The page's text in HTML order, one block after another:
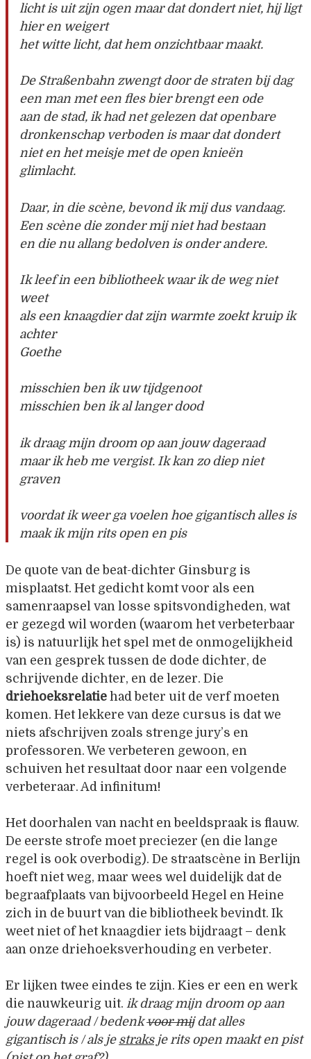
licht is uit zijn ogen maar dat dondert niet, hij ligt
hier en weigert
het witte licht, dat hem onzichtbaar maakt.
De Straßenbahn zwengt door de straten bij dag
een man met een fles bier brengt een ode
aan de stad, ik had net gelezen dat openbare
dronkenschap verboden is maar dat dondert
niet en het meisje met de open knieën
glimlacht.
Daar, in die scène, bevond ik mij dus vandaag.
Een scène die zonder mij niet had bestaan
en die nu allang bedolven is onder andere.
Ik leef in een bibliotheek waar ik de weg niet
weet
als een knaagdier dat zijn warmte zoekt kruip ik
achter
Goethe
misschien ben ik uw tijdgenoot
misschien ben ik al langer dood
ik draag mijn droom op aan jouw dageraad
maar ik heb me vergist. Ik kan zo diep niet
graven
voordat ik weer ga voelen hoe gigantisch alles is
maak ik mijn rits open en pis
De quote van de beat-dichter Ginsburg is
misplaatst. Het gedicht komt voor als een
samenraapsel van losse spitsvondigheden, wat
er gezegd wil worden (waarom het verbeterbaar
is) is natuurlijk het spel met de onmogelijkheid
van een gesprek tussen de dode dichter, de
schrijvende dichter, en de lezer. Die
driehoeksrelatie had beter uit de verf moeten
komen. Het lekkere van deze cursus is dat we
niets afschrijven zoals strenge jury’s en
professoren. We verbeteren gewoon, en
schuiven het resultaat door naar een volgende
verbeteraar. Ad infinitum!
Het doorhalen van nacht en beeldspraak is flauw.
De eerste strofe moet preciezer (en die lange
regel is ook overbodig). De straatscène in Berlijn
hoeft niet weg, maar wees wel duidelijk dat de
begraafplaats van bijvoorbeeld Hegel en Heine
zich in de buurt van die bibliotheek bevindt. Ik
weet niet of het knaagdier iets bijdraagt – denk
aan onze driehoeksverhouding en verbeter.
Er lijken twee eindes te zijn. Kies er een en werk
die nauwkeurig uit. ik draag mijn droom op aan
jouw dageraad / bedenkvoor mijdat alles
gigantisch is / als je straksje rits open maakt en pist